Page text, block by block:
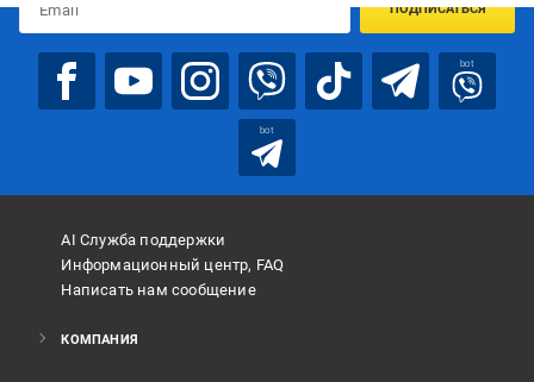
ПОДПИСАТЬСЯ
bot
bot
AI Служба поддержки
Информационный центр, FAQ
Написать нам сообщение
КОМПАНИЯ